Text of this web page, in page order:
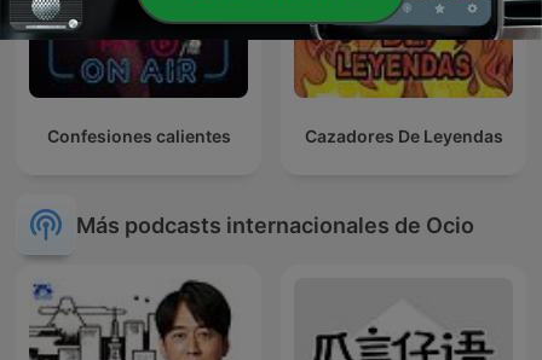
Confesiones calientes Cazadores De Leyendas
Más podcasts internacionales de Ocio